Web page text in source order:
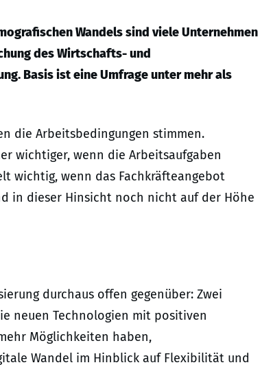
Wandels sind viele Unternehmen
des Wirtschafts- und
Basis ist eine Umfrage unter mehr als
die Arbeitsbedingungen stimmen.
wichtiger, wenn die Arbeitsaufgaben
wichtig, wenn das Fachkräfteangebot
in dieser Hinsicht noch nicht auf der Höhe
durchaus offen gegenüber: Zwei
neuen Technologien mit positiven
Möglichkeiten haben,
Wandel im Hinblick auf Flexibilität und